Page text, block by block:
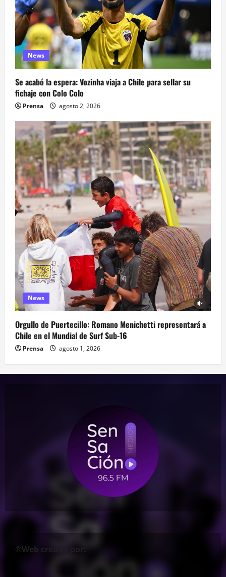
News
Se acabó la espera: Vozinha viaja a Chile para sellar su
fichaje con Colo Colo
Prensa agosto 2, 2026
News
Orgullo de Puertecillo: Romano Menichetti representará a
Chile en el Mundial de Surf Sub-16
Prensa agosto 1, 2026
®Web creada por: